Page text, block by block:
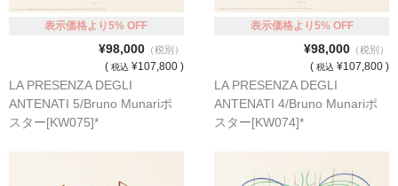
表示価格より5% OFF
¥98,000（税別）
( 税込 ¥107,800 )
LA PRESENZA DEGLI
ANTENATI 5/Bruno Munariポ
スター[KW075]*
表示価格より5% OFF
¥98,000（税別）
( 税込 ¥107,800 )
LA PRESENZA DEGLI
ANTENATI 4/Bruno Munariポ
スター[KW074]*